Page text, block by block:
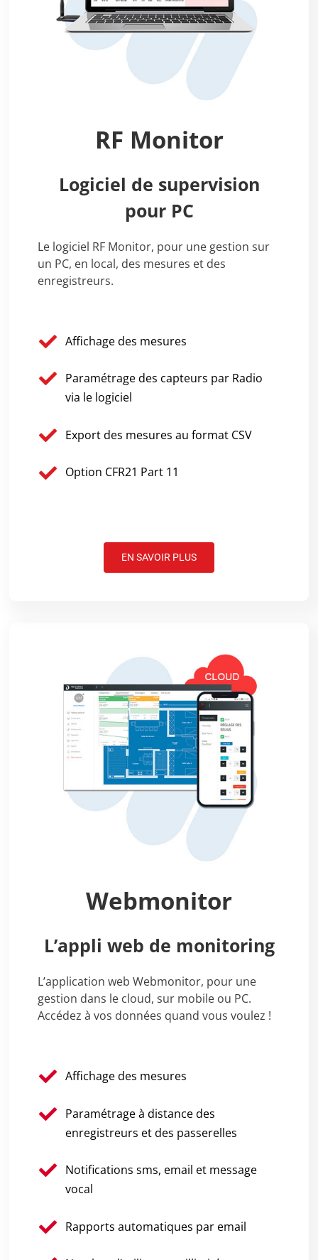
RF Monitor
Logiciel de supervision
pour PC
Le logiciel RF Monitor, pour une gestion sur
un PC, en local, des mesures et des
enregistreurs.
Affichage des mesures
Paramétrage des capteurs par Radio
via le logiciel
Export des mesures au format CSV
Option CFR21 Part 11
EN SAVOIR PLUS
Webmonitor
L’appli web de monitoring
L’application web Webmonitor, pour une
gestion dans le cloud, sur mobile ou PC.
Accédez à vos données quand vous voulez !
Affichage des mesures
Paramétrage à distance des
enregistreurs et des passerelles
Notifications sms, email et message
vocal
Rapports automatiques par email